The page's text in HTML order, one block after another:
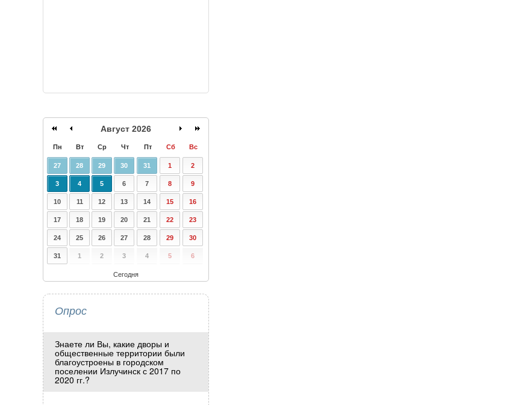
Август 2026
Пн Вт Ср Чт Пт Сб Вс
27 28 29 30 31 1 2
3 4 5 6 7 8 9
10 11 12 13 14 15 16
17 18 19 20 21 22 23
24 25 26 27 28 29 30
31 1 2 3 4 5 6
Сегодня
Опрос
Знаете ли Вы, какие дворы и
общественные территории были
благоустроены в городском
поселении Излучинск с 2017 по
2020 гг.?